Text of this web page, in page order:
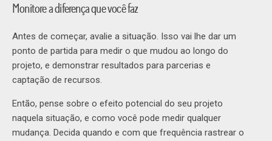
Monitore a diferença que você faz
Antes de começar, avalie a situação. Isso vai lhe dar um
ponto de partida para medir o que mudou ao longo do
projeto, e demonstrar resultados para parcerias e
captação de recursos.
Então, pense sobre o efeito potencial do seu projeto
naquela situação, e como você pode medir qualquer
mudança. Decida quando e com que frequência rastrear o